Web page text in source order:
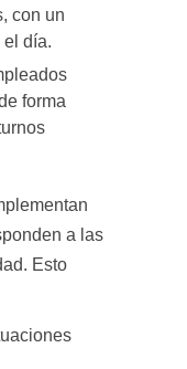
con un
el día.
forma
a las
Esto